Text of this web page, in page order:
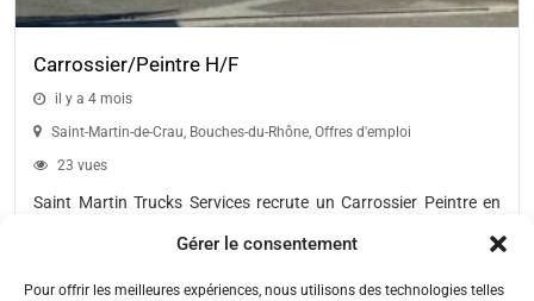
Gérer le consentement
Pour offrir les meilleures expériences, nous utilisons des technologies telles
Carrossier/Peintre H/F
il y a 4 mois
Saint-Martin-de-Crau Bouches-du-Rhône Offres d'emploi
23 vues
Saint Martin Trucks Services recrute un Carrossier Peintre en
CDI à temps plein. Vous interviendrez sur des véhicules